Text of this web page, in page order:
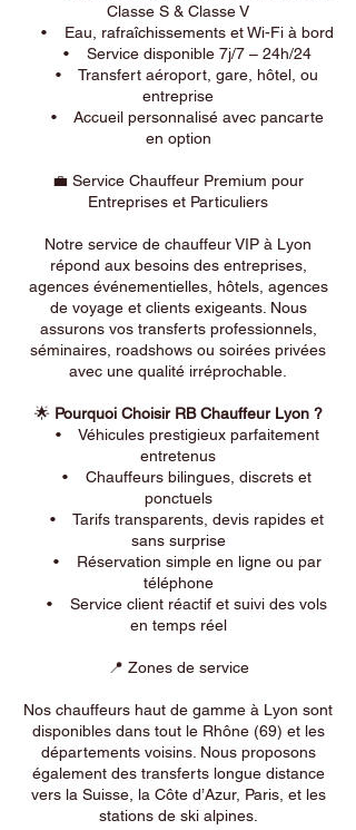
Classe S & Classe V
• Eau, rafraîchissements et Wi-Fi à bord
• Service disponible 7j/7 – 24h/24
• Transfert aéroport, gare, hôtel, ou
entreprise
• Accueil personnalisé avec pancarte
en option
💼 Service Chauffeur Premium pour
Entreprises et Particuliers
Notre service de chauffeur VIP à Lyon
répond aux besoins des entreprises,
agences événementielles, hôtels, agences
de voyage et clients exigeants. Nous
assurons vos transferts professionnels,
séminaires, roadshows ou soirées privées
avec une qualité irréprochable.
🌟 Pourquoi Choisir RB Chauffeur Lyon ?
• Véhicules prestigieux parfaitement
entretenus
• Chauffeurs bilingues, discrets et
ponctuels
• Tarifs transparents, devis rapides et
sans surprise
• Réservation simple en ligne ou par
téléphone
• Service client réactif et suivi des vols
en temps réel
📍 Zones de service
Nos chauffeurs haut de gamme à Lyon sont
disponibles dans tout le Rhône (69) et les
départements voisins. Nous proposons
également des transferts longue distance
vers la Suisse, la Côte d’Azur, Paris, et les
stations de ski alpines.